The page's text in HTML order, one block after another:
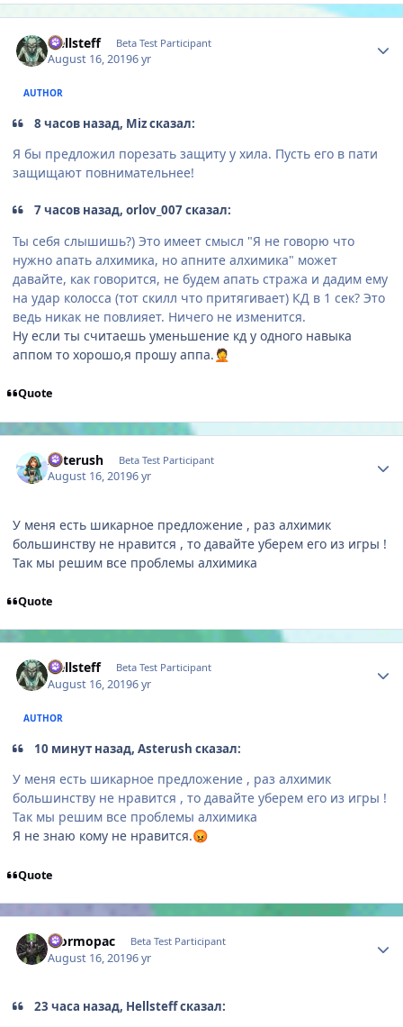
Hellsteff Beta Test Participant
August 16, 20196 yr
AUTHOR
8 часов назад, Miz сказал:
Я бы предложил порезать защиту у хила. Пусть его в пати
защищают повнимательнее!
7 часов назад, orlov_007 сказал:
Ты себя слышишь?) Это имеет смысл "Я не говорю что
нужно апать алхимика, но апните алхимика" может
давайте, как говорится, не будем апать стража и дадим ему
на удар колосса (тот скилл что притягивает) КД в 1 сек? Это
ведь никак не повлияет. Ничего не изменится.
Ну если ты считаешь уменьшение кд у одного навыка
аппом то хорошо,я прошу аппа. 🤦
Quote
Asterush Beta Test Participant
August 16, 20196 yr
У меня есть шикарное предложение , раз алхимик
большинству не нравится , то давайте уберем его из игры !
Так мы решим все проблемы алхимика
Quote
Hellsteff Beta Test Participant
August 16, 20196 yr
AUTHOR
10 минут назад, Asterush сказал:
У меня есть шикарное предложение , раз алхимик
большинству не нравится , то давайте уберем его из игры !
Так мы решим все проблемы алхимика
Я не знаю кому не нравится.😡
Quote
Eformopac Beta Test Participant
August 16, 20196 yr
23 часа назад, Hellsteff сказал: